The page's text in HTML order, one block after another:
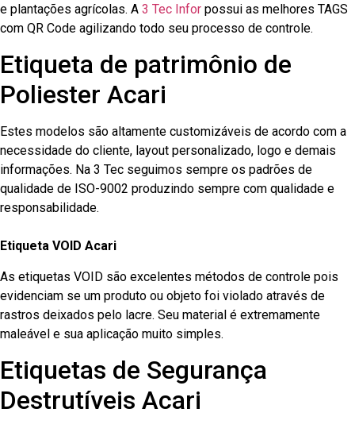
e plantações agrícolas. A 3 Tec Infor possui as melhores TAGS
com QR Code agilizando todo seu processo de controle.
Etiqueta de patrimônio de
Poliester Acari
Estes modelos são altamente customizáveis de acordo com a
necessidade do cliente, layout personalizado, logo e demais
informações. Na 3 Tec seguimos sempre os padrões de
qualidade de ISO-9002 produzindo sempre com qualidade e
responsabilidade.
Etiqueta VOID Acari
As etiquetas VOID são excelentes métodos de controle pois
evidenciam se um produto ou objeto foi violado através de
rastros deixados pelo lacre. Seu material é extremamente
maleável e sua aplicação muito simples.
Etiquetas de Segurança
Destrutíveis Acari